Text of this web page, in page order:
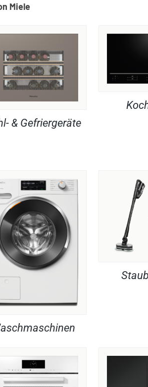
Miele
& Gefriergeräte